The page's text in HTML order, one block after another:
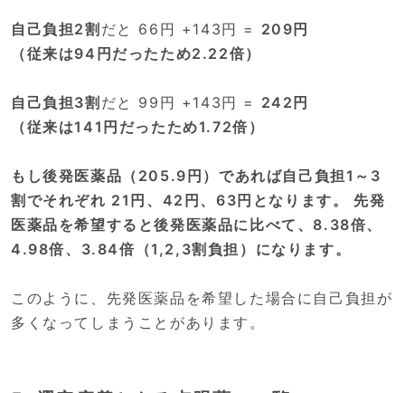
自己負担2割 だと 66円 +143円 = 209円
（従来は94円だったため2.22倍）
自己負担3割 だと 99円 +143円 = 242円
（従来は141円だったため1.72倍）
もし後発医薬品（205.9円）であれば自己負担1～3
割でそれぞれ 21円、42円、63円となります。 先発
医薬品を希望すると後発医薬品に比べて、8.38倍、
4.98倍、3.84倍（1,2,3割負担）になります。
このように、先発医薬品を希望した場合に自己負担が
多くなってしまうことがあります。